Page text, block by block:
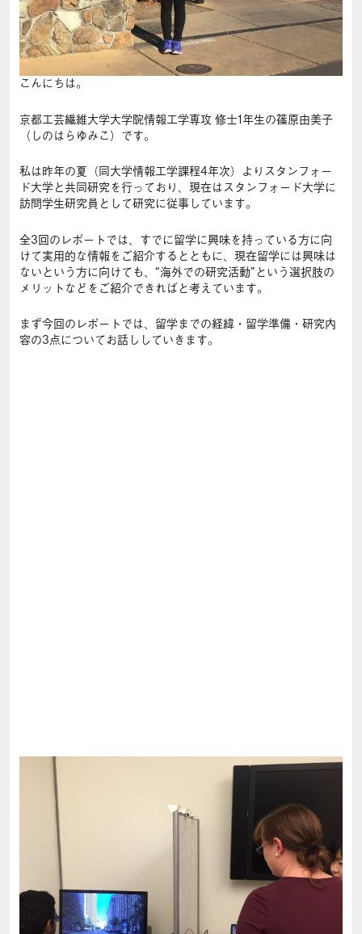
こんにちは。
京都工芸繊維大学大学院情報工学専攻 修士1年生の篠原由美子
（しのはらゆみこ）です。
私は昨年の夏（同大学情報工学課程4年次）よりスタンフォー
ド大学と共同研究を行っており、現在はスタンフォード大学に
訪問学生研究員として研究に従事しています。
全3回のレポートでは、すでに留学に興味を持っている方に向
けて実用的な情報をご紹介するとともに、現在留学には興味は
ないという方に向けても、“海外での研究活動”という選択肢の
メリットなどをご紹介できればと考えています。
まず今回のレポートでは、留学までの経緯・留学準備・研究内
容の3点についてお話ししていきます。